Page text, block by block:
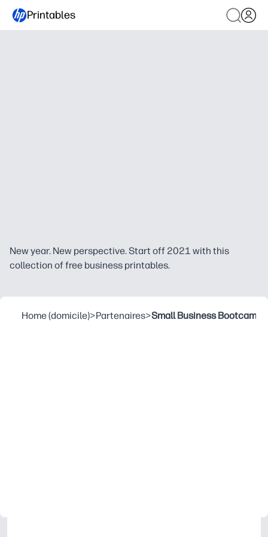
Printables
New year. New perspective. Start off 2021 with this
collection of free business printables.
Home (domicile)>Partenaires>Small Business Bootcamp